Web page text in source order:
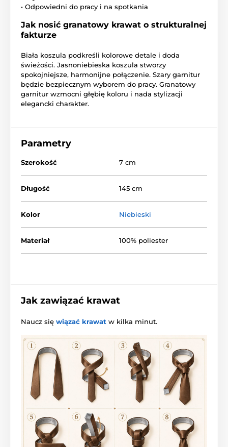
• Odpowiedni do pracy i na spotkania
Jak nosić granatowy krawat o strukturalnej
fakturze
Biała koszula podkreśli kolorowe detale i doda
świeżości. Jasnoniebieska koszula stworzy
spokojniejsze, harmonijne połączenie. Szary garnitur
będzie bezpiecznym wyborem do pracy. Granatowy
garnitur wzmocni głębię koloru i nada stylizacji
elegancki charakter.
Parametry
Szerokość 7 cm
Długość 145 cm
Kolor Niebieski
Materiał 100% poliester
Jak zawiązać krawat
Naucz się wiązać krawat w kilka minut.